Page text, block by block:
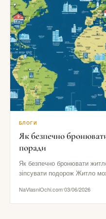
БЛОГИ
Як безпечно
поради
Як безпечно бронювати
зіпсувати подорож Житло
NaVlasniOchi.com03/06/2026